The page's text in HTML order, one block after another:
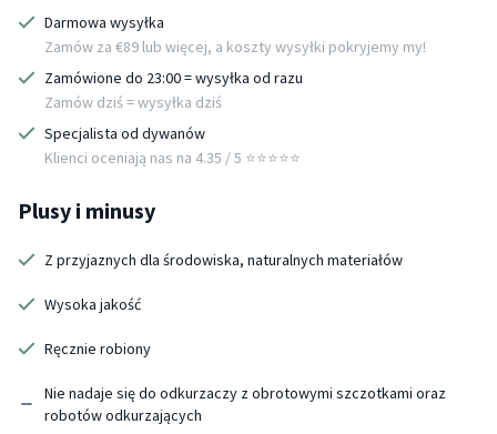
Darmowa wysyłka
Zamów za €89 lub więcej, a koszty wysyłki pokryjemy my!
Zamówione do 23:00 = wysyłka od razu
Zamów dziś = wysyłka dziś
Specjalista od dywanów
Klienci oceniają nas na 4.35 / 5 ⭐️⭐️⭐️⭐️⭐️
Plusy i minusy
Z przyjaznych dla środowiska, naturalnych materiałów
Wysoka jakość
Ręcznie robiony
Nie nadaje się do odkurzaczy z obrotowymi szczotkami oraz
robotów odkurzających